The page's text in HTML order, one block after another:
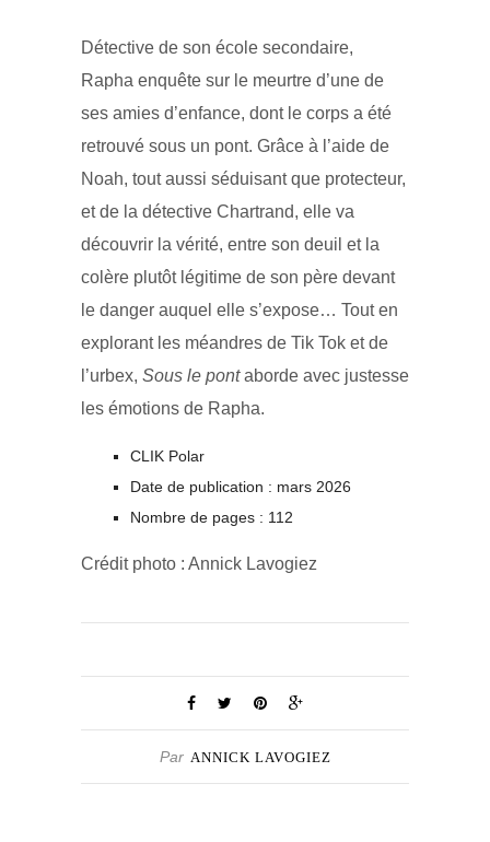
Détective de son école secondaire,
Rapha enquête sur le meurtre d’une de
ses amies d’enfance, dont le corps a été
retrouvé sous un pont. Grâce à l’aide de
Noah, tout aussi séduisant que protecteur,
et de la détective Chartrand, elle va
découvrir la vérité, entre son deuil et la
colère plutôt légitime de son père devant
le danger auquel elle s’expose… Tout en
explorant les méandres de Tik Tok et de
l’urbex, Sous le pontaborde avec justesse
les émotions de Rapha.
CLIK Polar
Date de publication : mars 2026
Nombre de pages : 112
Crédit photo : Annick Lavogiez
Par ANNICK LAVOGIEZ